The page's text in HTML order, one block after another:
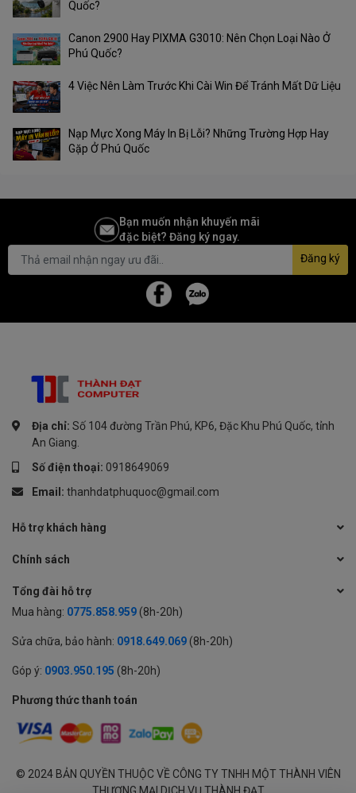
Quốc?
Canon 2900 Hay PIXMA G3010: Nên Chọn Loại Nào Ở
Phú Quốc?
4 Việc Nên Làm Trước Khi Cài Win Để Tránh Mất Dữ Liệu
Nạp Mực Xong Máy In Bị Lỗi? Những Trường Hợp Hay
Gặp Ở Phú Quốc
Bạn muốn nhận khuyến mãi
đặc biệt? Đăng ký ngay.
Đăng ký
Địa chỉ: Số 104 đường Trần Phú, KP6, Đặc Khu Phú Quốc, tỉnh
An Giang.
Số điện thoại: 0918649069
Email: thanhdatphuquoc@gmail.com
Hỗ trợ khách hàng
Chính sách
Tổng đài hỗ trợ
Mua hàng: 0775.858.959 (8h-20h)
Sửa chữa, bảo hành: 0918.649.069 (8h-20h)
Góp ý: 0903.950.195 (8h-20h)
Phương thức thanh toán
© 2024 BẢN QUYỀN THUỘC VỀ CÔNG TY TNHH MỘT THÀNH VIÊN
THƯƠNG MẠI DỊCH VỤ THÀNH ĐẠT